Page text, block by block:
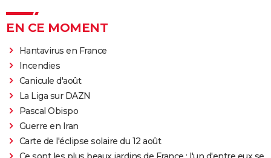
EN CE MOMENT
Hantavirus en France
Incendies
Canicule d'août
La Liga sur DAZN
Pascal Obispo
Guerre en Iran
Carte de l'éclipse solaire du 12 août